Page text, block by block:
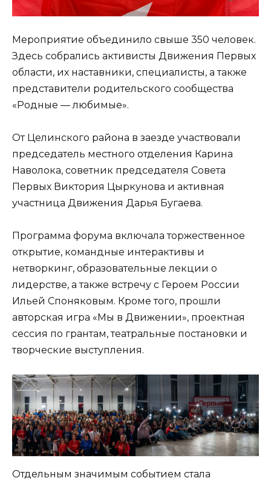
Мероприятие объединило свыше 350 человек.
Здесь собрались активисты Движения Первых
области, их наставники, специалисты, а также
представители родительского сообщества
«Родные — любимые».
От Целинского района в заезде участвовали
председатель местного отделения Карина
Наволока, советник председателя Совета
Первых Виктория Цыркунова и активная
участница Движения Дарья Бугаева.
Программа форума включала торжественное
открытие, командные интерактивы и
нетворкинг, образовательные лекции о
лидерстве, а также встречу с Героем России
Ильей Споняковым. Кроме того, прошли
авторская игра «Мы в Движении», проектная
сессия по грантам, театральные постановки и
творческие выступления.
Отдельным значимым событием стала